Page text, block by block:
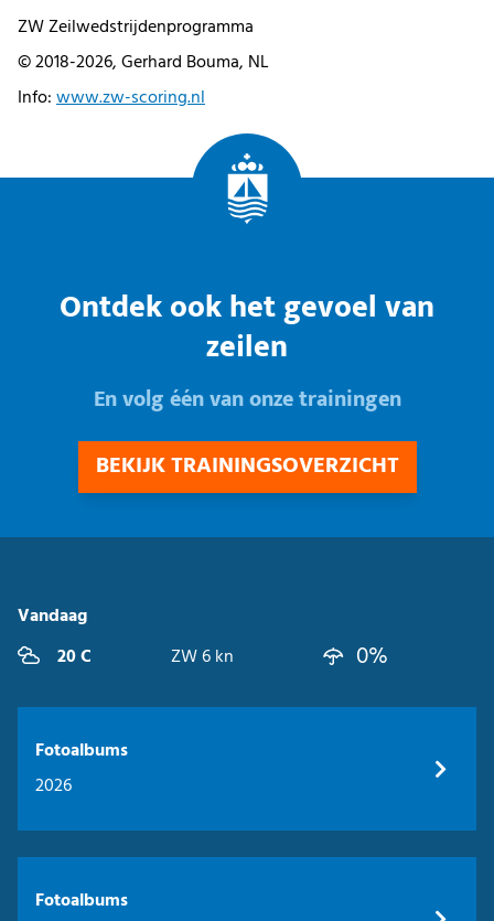
ZW Zeilwedstrijdenprogramma
© 2018-2026, Gerhard Bouma, NL
Info:www.zw-scoring.nl
Ontdek ook het gevoel van
zeilen
En volg één van onze trainingen
BEKIJK TRAININGSOVERZICHT
Vandaag
20 C
ZW 6 kn 0%
Fotoalbums
2026
Fotoalbums